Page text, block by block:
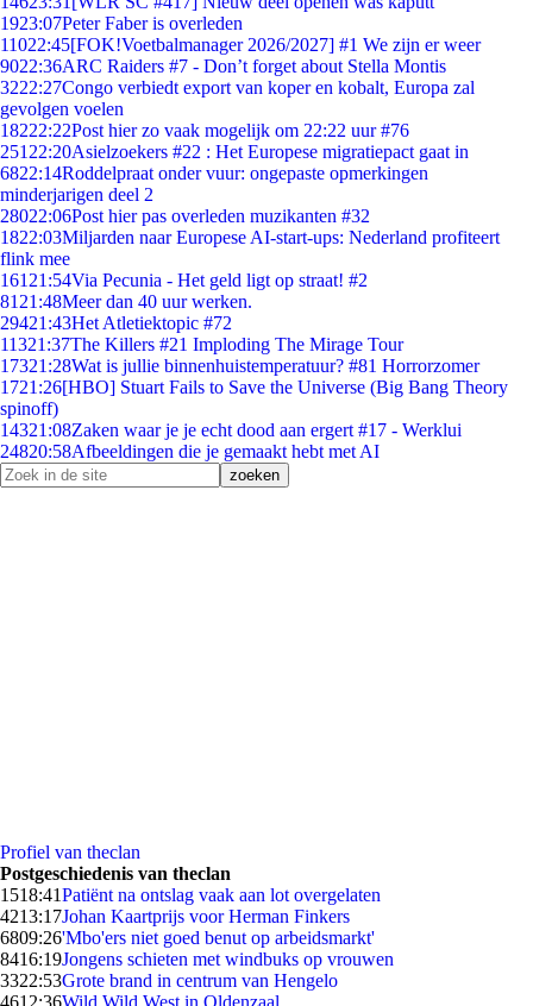
1923:07Peter Faber is overleden
11022:45[FOK!Voetbalmanager 2026/2027] #1 We zijn er weer
9022:36ARC Raiders #7 - Don’t forget about Stella Montis
3222:27Congo verbiedt export van koper en kobalt, Europa zal
gevolgen voelen
18222:22Post hier zo vaak mogelijk om 22:22 uur #76
251 22:20Asielzoekers #22 : Het Europese migratiepact gaat in
6822:14Roddelpraat onder vuur: ongepaste opmerkingen
minderjarigen deel 2
28022:06Post hier pas overleden muzikanten #32
1822:03Miljarden naar Europese AI-start-ups: Nederland profiteert
flink mee
161 21:54Via Pecunia - Het geld ligt op straat! #2
81 21:48Meer dan 40 uur werken.
29421:43Het Atletiektopic #72
11321:37The Killers #21 Imploding The Mirage Tour
17321:28Wat is jullie binnenhuistemperatuur? #81 Horrorzomer
1721:26[HBO] Stuart Fails to Save the Universe (Big Bang Theory
spinoff)
14321:08Zaken waar je je echt dood aan ergert #17 - Werklui
24820:58Afbeeldingen die je gemaakt hebt met AI
Profiel van theclan
Postgeschiedenis van theclan
1518:41Patiënt na ontslag vaak aan lot overgelaten
4213:17Johan Kaartprijs voor Herman Finkers
6809:26'Mbo'ers niet goed benut op arbeidsmarkt'
8416:19Jongens schieten met windbuks op vrouwen
3322:53Grote brand in centrum van Hengelo
4612:36Wild Wild West in Oldenzaal